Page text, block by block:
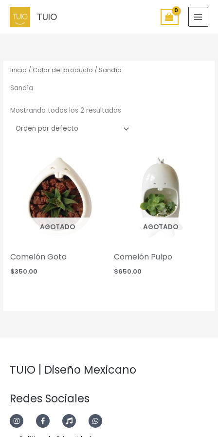
contenido
TUIO
Inicio / Color del producto / Sandía
Sandía
Mostrando todos los 2 resultados
AGOTADO
Comelón Gota
$350.00
AGOTADO
Comelón Pulpo
$650.00
TUIO | Diseño Mexicano
Redes Sociales